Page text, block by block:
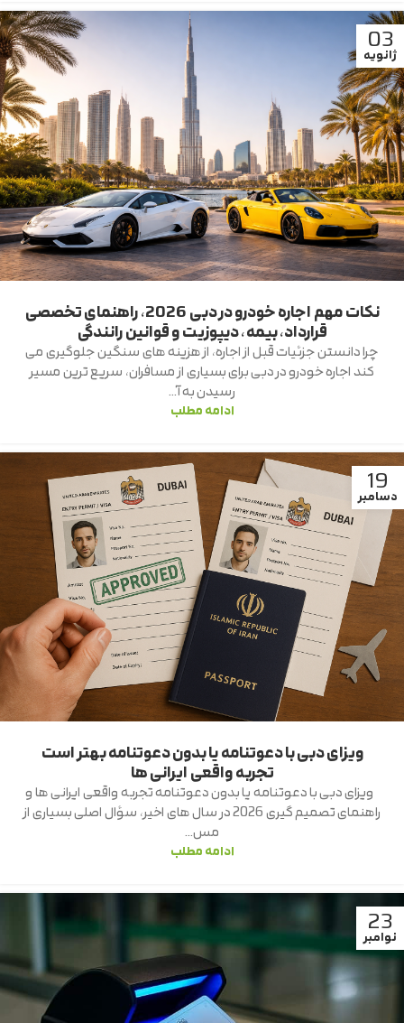
03
ژانویه
نکات مهم اجاره خودرو در دبی 2026، راهنمای تخصصی
قرارداد، بیمه، دیپوزیت و قوانین رانندگی
چرا دانستن جزئیات قبل از اجاره، از هزینه های سنگین جلوگیری می
کند اجاره خودرو در دبی برای بسیاری از مسافران، سریع ترین مسیر
رسیدن به آ...
ادامه مطلب
19
دسامبر
ویزای دبی با دعوتنامه یا بدون دعوتنامه بهتر است
تجربه واقعی ایرانی ها
ویزای دبی با دعوتنامه یا بدون دعوتنامه تجربه واقعی ایرانی ها و
راهنمای تصمیم گیری 2026 در سال های اخیر، سؤال اصلی بسیاری از
مس...
ادامه مطلب
23
نوامبر